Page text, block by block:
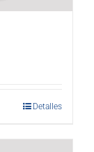
Detalles